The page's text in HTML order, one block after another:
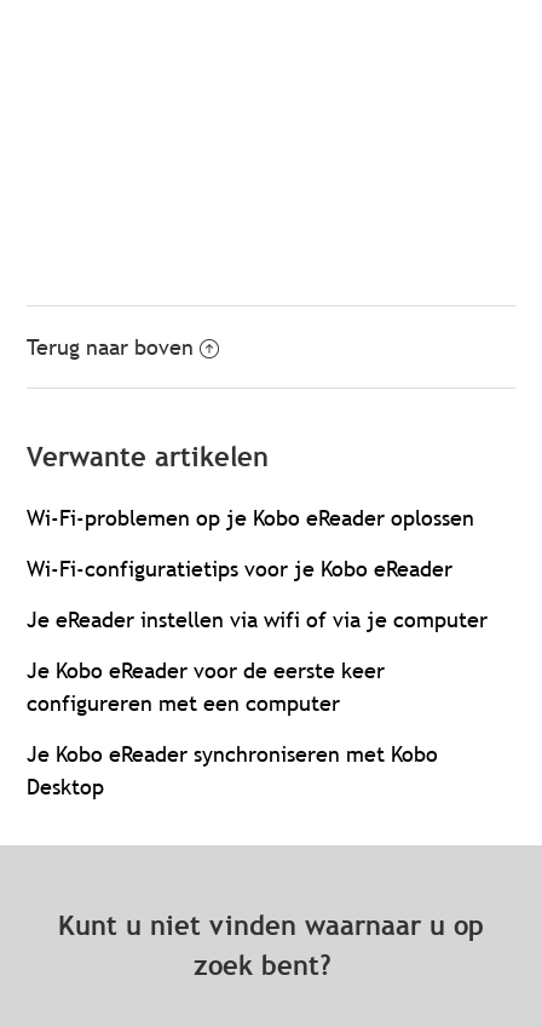
Terug naar boven
Verwante artikelen
Wi-Fi-problemen op je Kobo eReader oplossen
Wi-Fi-configuratietips voor je Kobo eReader
Je eReader instellen via wifi of via je computer
Je Kobo eReader voor de eerste keer
configureren met een computer
Je Kobo eReader synchroniseren met Kobo
Desktop
Kunt u niet vinden waarnaar u op
zoek bent?